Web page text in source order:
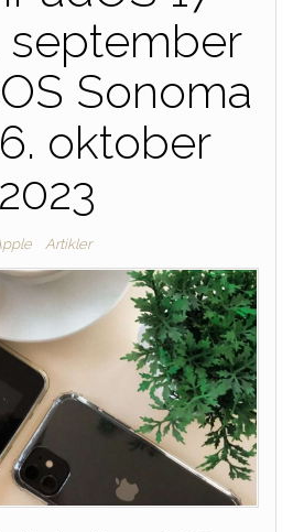
september
Sonoma
oktober
2023
Artikler